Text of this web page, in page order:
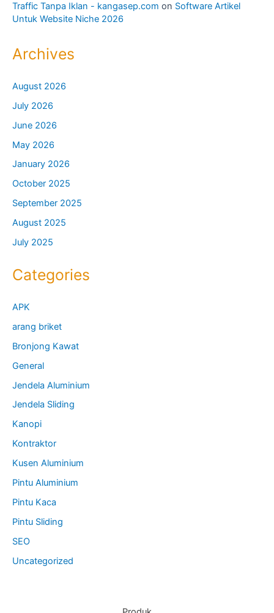
Traffic Tanpa Iklan - kangasep.com on Software Artikel
Untuk Website Niche 2026
Archives
August 2026
July 2026
June 2026
May 2026
January 2026
October 2025
September 2025
August 2025
July 2025
Categories
APK
arang briket
Bronjong Kawat
General
Jendela Aluminium
Jendela Sliding
Kanopi
Kontraktor
Kusen Aluminium
Pintu Aluminium
Pintu Kaca
Pintu Sliding
SEO
Uncategorized